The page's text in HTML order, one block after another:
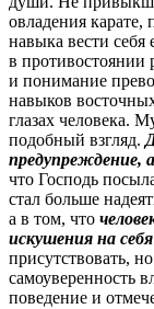
овладения
навыка вести себя
в противостоянии
и понимание
навыков
глазах человека.
подобный взгляд.
предупреждение,
что Господь
стал больше
а в том, что
искушения на себя
присутствовать,
самоуверенность
поведение и